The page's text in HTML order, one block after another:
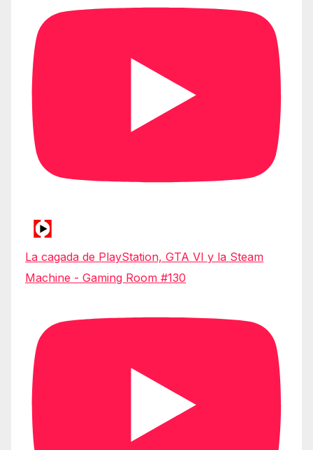
La cagada de PlayStation, GTA VI y la Steam
Machine - Gaming Room #130